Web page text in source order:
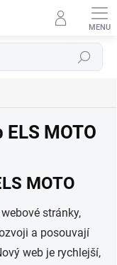
Hledat
MOTO
MOTO
stránky,
a posouvají
web je rychlejší,